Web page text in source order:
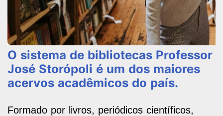
O sistema de bibliotecas Professor
José Storópoli é um dos maiores
acervos acadêmicos do país.
Formado por livros, periódicos científicos,